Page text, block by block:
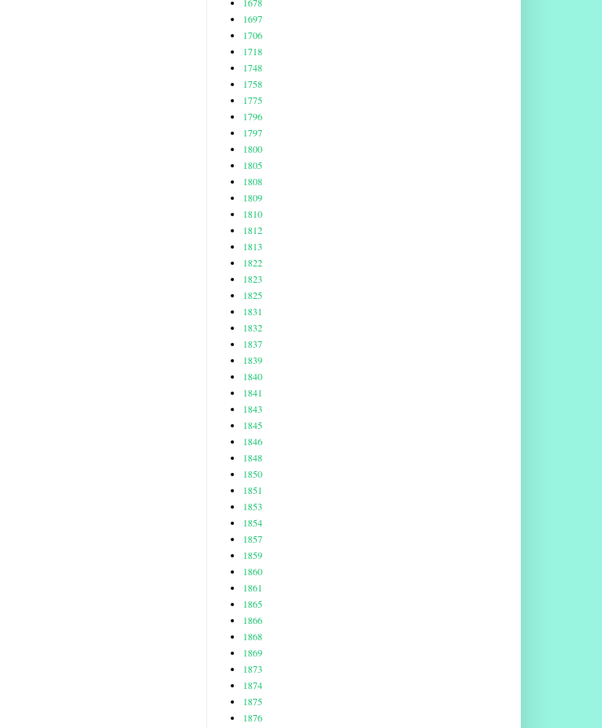
1697
1706
1718
1748
1758
1775
1796
1797
1800
1805
1808
1809
1810
1812
1813
1822
1823
1825
1831
1832
1837
1839
1840
1841
1843
1845
1846
1848
1850
1851
1853
1854
1857
1859
1860
1861
1865
1866
1868
1869
1873
1874
1875
1876